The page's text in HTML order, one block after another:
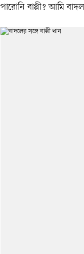
পারোনি বাপ্পী? আমি